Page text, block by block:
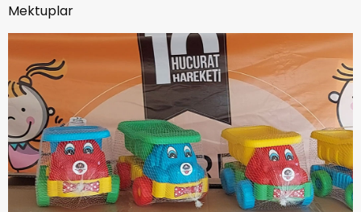
Mektuplar